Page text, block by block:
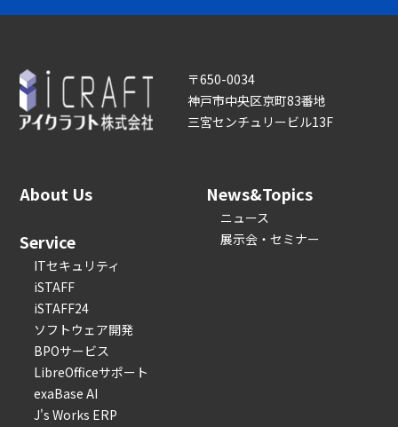
〒650-0034
神戸市中央区京町83番地
三宮センチュリービル13F
About Us
Service
ITセキュリティ
iSTAFF
iSTAFF24
ソフトウェア開発
BPOサービス
LibreOfficeサポート
exaBase AI
J's Works ERP
News&Topics
ニュース
展示会・セミナー